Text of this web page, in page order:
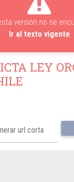
versión no se
Ir al texto vigente
LEY